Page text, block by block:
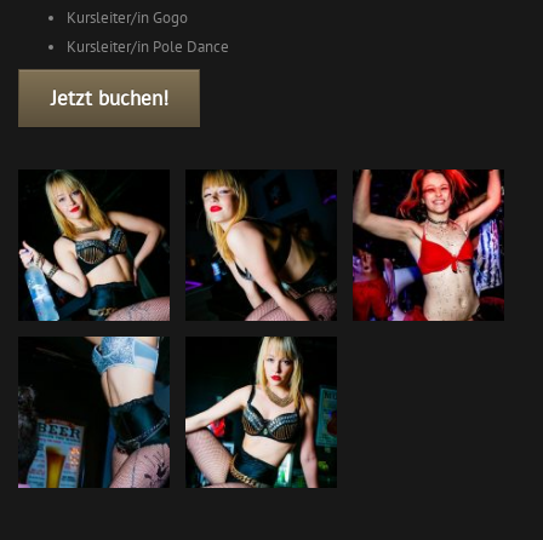
Kursleiter/in Gogo
Kursleiter/in Pole Dance
Jetzt buchen!